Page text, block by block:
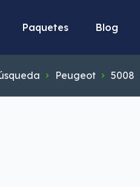
Paquetes Blog
Peugeot 5008